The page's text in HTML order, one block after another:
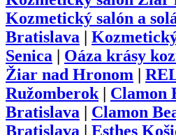
Kozmetický salón a
Bratislava
Senica
Oáza krásy
Žiar nad Hronom
Ružomberok| Clamon
Bratislava
Clamon
Bratislava
Esthes